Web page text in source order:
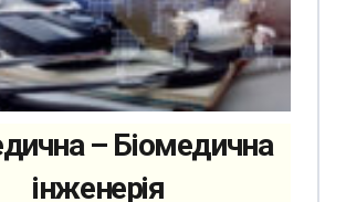
– Біомедична
інженерія